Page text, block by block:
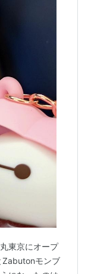
東京にオープ
Zabutonモンブ